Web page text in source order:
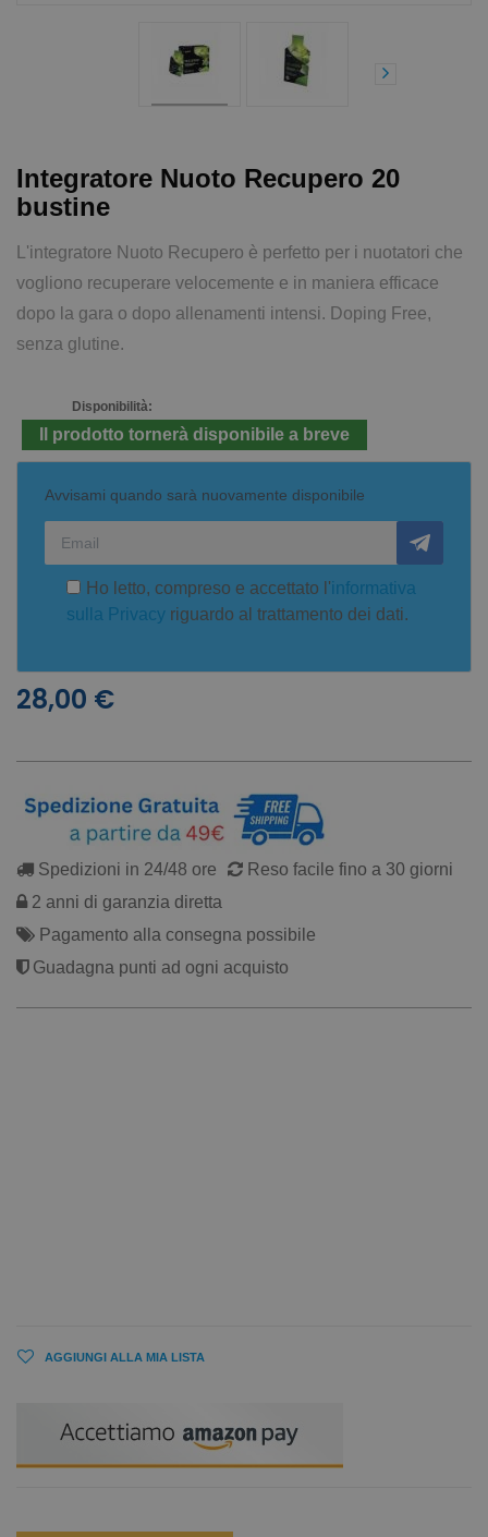
Integratore Nuoto Recupero 20
bustine
L'integratore Nuoto Recupero è perfetto per i nuotatori che
vogliono recuperare velocemente e in maniera efficace
dopo la gara o dopo allenamenti intensi. Doping Free,
senza glutine.
Disponibilità:
Il prodotto tornerà disponibile a breve
Avvisami quando sarà nuovamente disponibile
Ho letto, compreso e accettato l'informativa
sulla Privacy riguardo al trattamento dei dati.
28,00 €
Spedizioni in 24/48 ore
Reso facile fino a 30 giorni
2 anni di garanzia diretta
Pagamento alla consegna possibile
Guadagna punti ad ogni acquisto
AGGIUNGI ALLA MIA LISTA